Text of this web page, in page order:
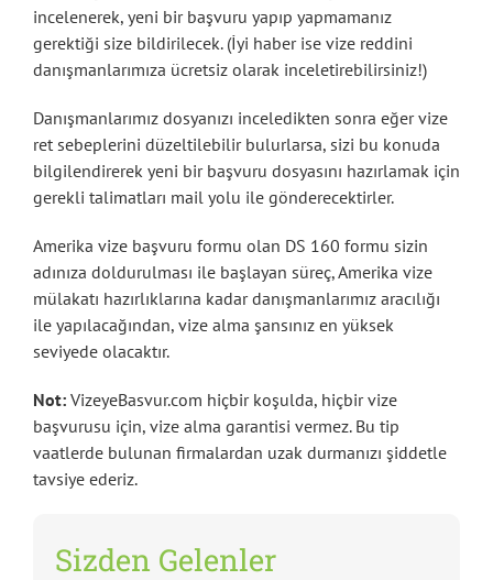
incelenerek, yeni bir başvuru yapıp yapmamanız
gerektiği size bildirilecek. (İyi haber ise vize reddini
danışmanlarımıza ücretsiz olarak inceletirebilirsiniz!)
Danışmanlarımız dosyanızı inceledikten sonra eğer vize
ret sebeplerini düzeltilebilir bulurlarsa, sizi bu konuda
bilgilendirerek yeni bir başvuru dosyasını hazırlamak için
gerekli talimatları mail yolu ile gönderecektirler.
Amerika vize başvuru formu olan DS 160 formu sizin
adınıza doldurulması ile başlayan süreç, Amerika vize
mülakatı hazırlıklarına kadar danışmanlarımız aracılığı
ile yapılacağından, vize alma şansınız en yüksek
seviyede olacaktır.
Not: VizeyeBasvur.com hiçbir koşulda, hiçbir vize
başvurusu için, vize alma garantisi vermez. Bu tip
vaatlerde bulunan firmalardan uzak durmanızı şiddetle
tavsiye ederiz.
Sizden Gelenler